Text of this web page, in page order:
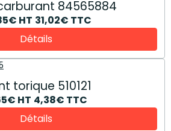
84565884
HT 31,02€ TTC
Détails
torique 510121
HT 4,38€ TTC
Détails